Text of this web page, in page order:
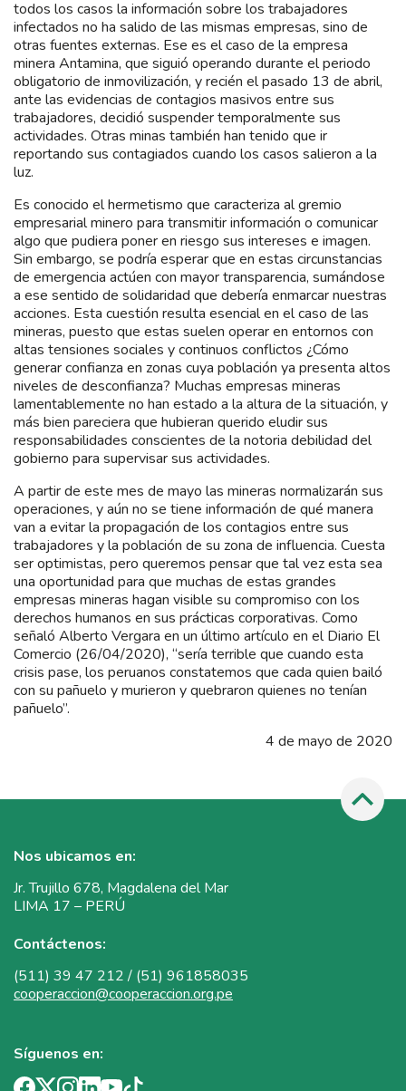
todos los casos la información sobre los trabajadores
infectados no ha salido de las mismas empresas, sino de
otras fuentes externas. Ese es el caso de la empresa
minera Antamina, que siguió operando durante el periodo
obligatorio de inmovilización, y recién el pasado 13 de abril,
ante las evidencias de contagios masivos entre sus
trabajadores, decidió suspender temporalmente sus
actividades. Otras minas también han tenido que ir
reportando sus contagiados cuando los casos salieron a la
luz.
Es conocido el hermetismo que caracteriza al gremio
empresarial minero para transmitir información o comunicar
algo que pudiera poner en riesgo sus intereses e imagen.
Sin embargo, se podría esperar que en estas circunstancias
de emergencia actúen con mayor transparencia, sumándose
a ese sentido de solidaridad que debería enmarcar nuestras
acciones. Esta cuestión resulta esencial en el caso de las
mineras, puesto que estas suelen operar en entornos con
altas tensiones sociales y continuos conflictos ¿Cómo
generar confianza en zonas cuya población ya presenta altos
niveles de desconfianza? Muchas empresas mineras
lamentablemente no han estado a la altura de la situación, y
más bien pareciera que hubieran querido eludir sus
responsabilidades conscientes de la notoria debilidad del
gobierno para supervisar sus actividades.
A partir de este mes de mayo las mineras normalizarán sus
operaciones, y aún no se tiene información de qué manera
van a evitar la propagación de los contagios entre sus
trabajadores y la población de su zona de influencia. Cuesta
ser optimistas, pero queremos pensar que tal vez esta sea
una oportunidad para que muchas de estas grandes
empresas mineras hagan visible su compromiso con los
derechos humanos en sus prácticas corporativas. Como
señaló Alberto Vergara en un último artículo en el Diario El
Comercio (26/04/2020), “sería terrible que cuando esta
crisis pase, los peruanos constatemos que cada quien bailó
con su pañuelo y murieron y quebraron quienes no tenían
pañuelo”.
4 de mayo de 2020
Nos ubicamos en:
Jr. Trujillo 678, Magdalena del Mar
LIMA 17 – PERÚ
Contáctenos:
(511) 39 47 212 / (51) 961858035
cooperaccion@cooperaccion.org.pe
Síguenos en: